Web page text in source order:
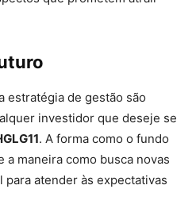
estratégia de gestão são
investidor que deseje se
. A forma como o fundo
a maneira como busca novas
atender às expectativas